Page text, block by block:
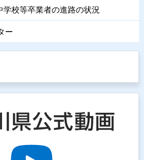
学校等卒業者の進路の状況
ー